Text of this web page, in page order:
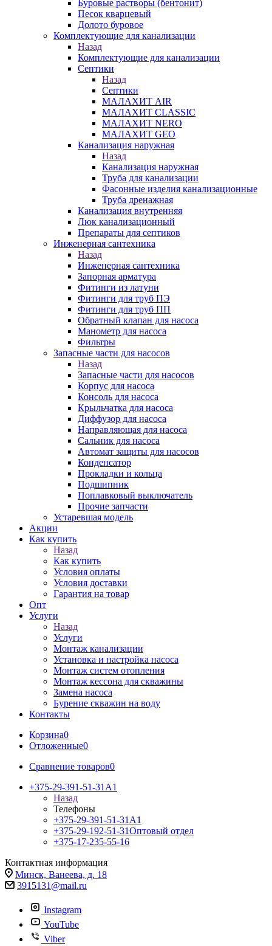
Буровые растворы (бентонит)
Песок кварцевый
Долото буровое
Комплектующие для канализации
Назад
Комплектующие для канализации
Септики
Назад
Септики
МАЛАХИТ AIR
МАЛАХИТ CLASSIC
МАЛАХИТ NERO
МАЛАХИТ GEO
Канализация наружная
Назад
Канализация наружная
Труба для канализации
Фасонные изделия канализационные
Труба дренажная
Канализация внутренняя
Люк канализационный
Препараты для септиков
Инженерная сантехника
Назад
Инженерная сантехника
Запорная арматура
Фитинги из латуни
Фитинги для труб ПЭ
Фитинги для труб ПП
Обратный клапан для насоса
Манометр для насоса
Фильтры
Запасные части для насосов
Назад
Запасные части для насосов
Корпус для насоса
Консоль для насоса
Крыльчатка для насоса
Диффузор для насоса
Направляющая для насоса
Сальник для насоса
Автомат защиты для насосов
Конденсатор
Прокладки и кольца
Подшипник
Поплавковый выключатель
Прочие запчасти
Устаревшая модель
Акции
Как купить
Назад
Как купить
Условия оплаты
Условия доставки
Гарантия на товар
Опт
Услуги
Назад
Услуги
Монтаж канализации
Установка и настройка насоса
Монтаж систем отопления
Монтаж кессона для скважины
Замена насоса
Бурение скважин на воду
Контакты
Корзина0
Отложенные0
Сравнение товаров0
+375-29-391-51-31 A1
Назад
Телефоны
+375-29-391-51-31 A1
+375-29-192-51-31Оптовый отдел
+375-17-235-55-16
Контактная информация
Минск, Ванеева, д. 18
3915131@mail.ru
Instagram
YouTube
Viber